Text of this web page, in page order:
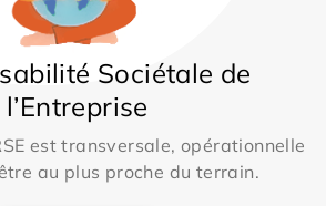
Sociétale de
l’Entreprise
est transversale, opérationnelle
au plus proche du terrain.